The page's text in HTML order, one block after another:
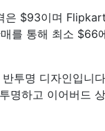
은 $93이며
를 통해 최소 $66
투명 디자인입니
명하고 이어버드